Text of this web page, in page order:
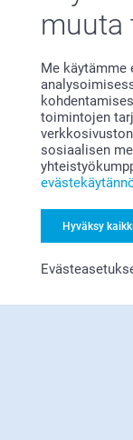
muuta
Me käytämme
toimintojen
sosiaalisen
Hyväksy